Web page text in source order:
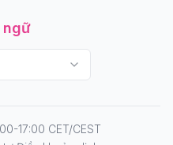
ngữ
17:00 CET/CEST